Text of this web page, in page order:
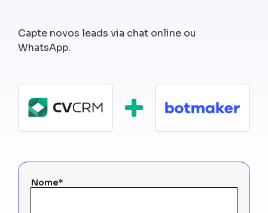
Capte novos leads via chat online ou
WhatsApp.
Nome*